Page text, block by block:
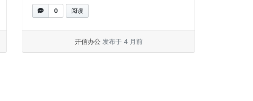
0 阅读
开信办公 发布于 4 月前